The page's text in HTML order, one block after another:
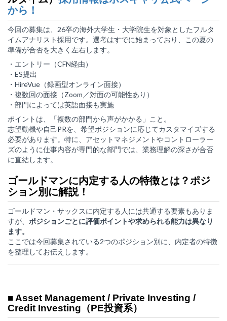
から！
今回の募集は、26卒の海外大学生・大学院生を対象としたフルタ
イムアナリスト採用です。選考はすでに始まっており、この夏の
準備が合否を大きく左右します。
・エントリー（CFN経由）
・ES提出
・HireVue（録画型オンライン面接）
・複数回の面接（Zoom／対面の可能性あり）
・部門によっては英語面接も実施
ポイントは、「複数の部門から声がかかる」こと。
志望動機や自己PRを、希望ポジションに応じてカスタマイズする
必要があります。特に、アセットマネジメントやコントローラー
ズのように仕事内容が専門的な部門では、業務理解の深さが合否
に直結します。
ゴールドマンに内定する人の特徴とは？ポジ
ション別に解説！
ゴールドマン・サックスに内定する人には共通する要素もありま
すが、 ポジションごとに評価ポイントや求められる能力は異なり
ます。
ここでは今回募集されている2つのポジション別に、内定者の特徴
を整理してお伝えします。
■ Asset Management / Private Investing /
Credit Investing（PE投資系）